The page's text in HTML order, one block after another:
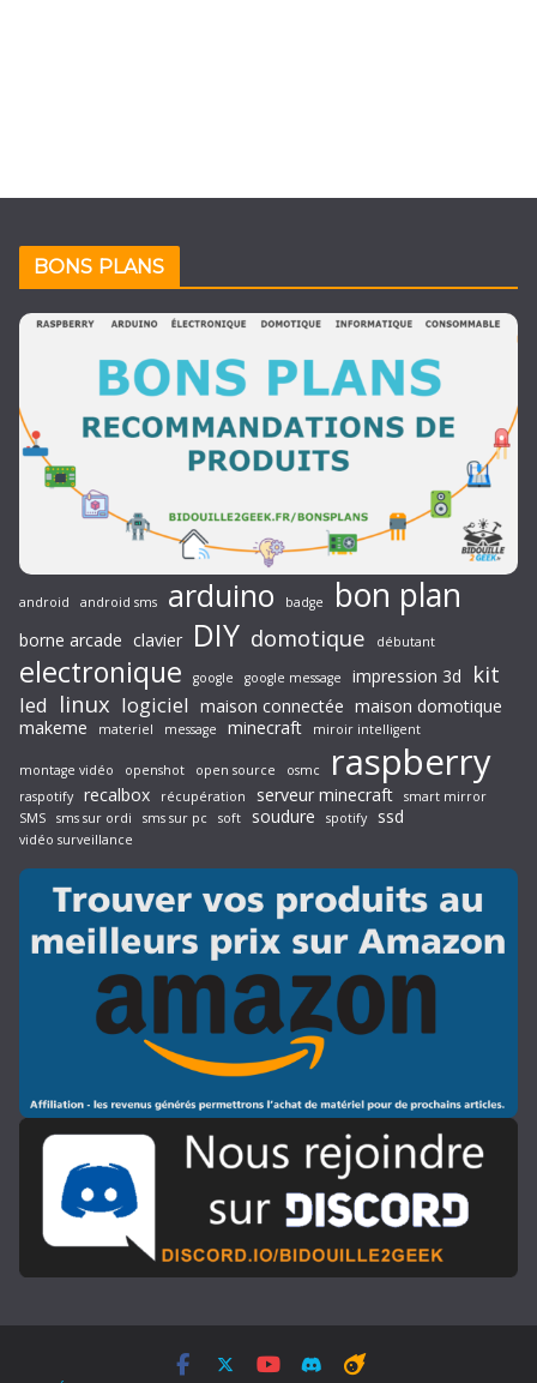
BONS PLANS
android android sms arduino badge bon plan
borne arcade clavier DIY domotique débutant
electronique google google message impression 3d kit
led linux logiciel maison connectée maison domotique
makeme
materiel message minecraft miroir intelligent
montage vidéo openshot open source osmc raspberry
raspotify recalbox récupération serveur minecraft
smart mirror
SMS
sms sur ordi sms sur pc soft soudure spotify ssd
vidéo surveillance